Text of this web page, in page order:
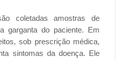
coletadas amostras de
garganta do paciente. Em
sob prescrição médica,
sintomas da doença. Ele